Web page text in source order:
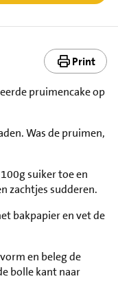
Print
pruimencake op
Was de pruimen,
suiker toe en
zachtjes sudderen.
bakpapier en vet de
en beleg de
bolle kant naar